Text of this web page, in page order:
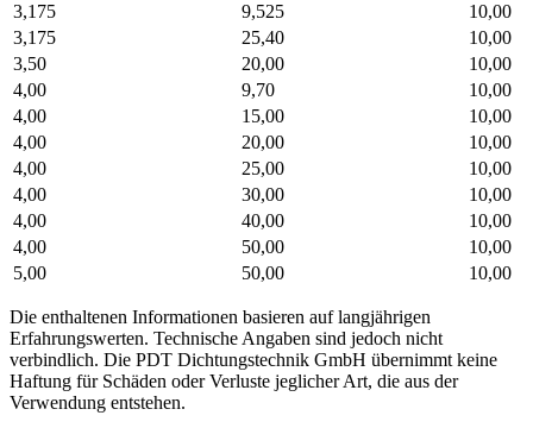
3,175
9,525
10,00
3,175
25,40
10,00
3,50
20,00
10,00
4,00
9,70
10,00
4,00
15,00
10,00
4,00
20,00
10,00
4,00
25,00
10,00
4,00
30,00
10,00
4,00
40,00
10,00
4,00
50,00
10,00
5,00
50,00 10,00
Die enthaltenen Informationen basieren auf langjährigen
Erfahrungswerten. Technische Angaben sind jedoch nicht
verbindlich. Die PDT Dichtungstechnik GmbH übernimmt keine
Haftung für Schäden oder Verluste jeglicher Art, die aus der
Verwendung entstehen.